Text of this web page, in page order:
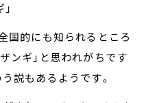
国的にも知られるところ
ンギ」と思われがちです
説もあるようです。